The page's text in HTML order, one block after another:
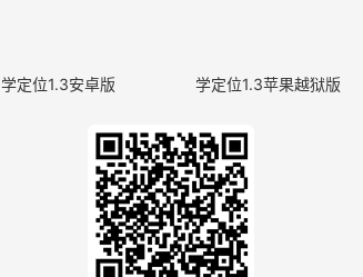
学定位1.3安卓版 学定位1.3苹果越狱版